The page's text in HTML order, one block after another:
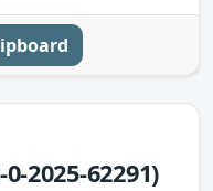
0-2025-62291)